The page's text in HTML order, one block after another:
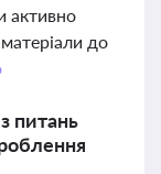
активно
до
питань